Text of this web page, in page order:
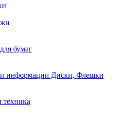
бумаг
информации Диски, Флешки